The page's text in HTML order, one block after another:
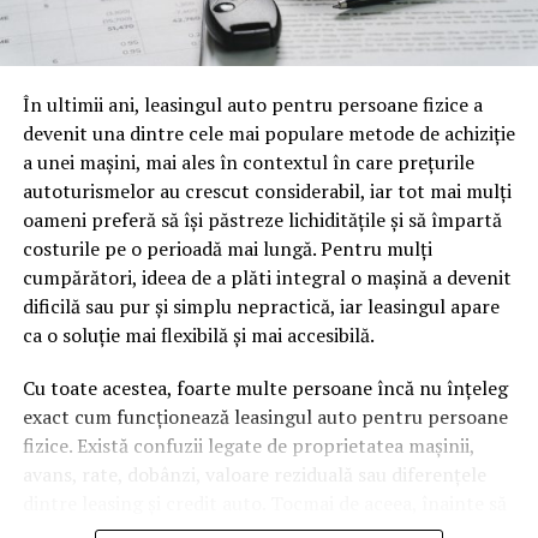
această opţiune
Pericolul din routere. Se creează un fel de gaură neagră
în care nu ştim ce se întâmplă
o mină de informație, plină de întrebări pe care și le pun
oamenii cu adevărat. Dacă transcrierea ajunge pe o
cuvinte tematice, scrise exact în limbajul în care se
caută.
Apoi vine partea de comportament. O pagină pe care
vizitatorii stau zece, cincisprezece minute ca să
urmărească replay-ul trimite un semnal greu de ignorat.
Google nu îți măsoară direct satisfacția, însă timpul
petrecut, scrollul și revenirile spun ceva despre cât de
util e materialul.
Și mai e ceva ce se uită ușor. Un webinar reușit atrage
linkuri aproape de la sine. Cineva îl menționează într-un
newsletter, altcineva îl citează într-un articol, un
partener îl trimite în comunitatea lui. Fiecare astfel de
tău, iar autoritatea e moneda forte în SEO.
În ultimii ani, leasingul auto pentru persoane fizice a
devenit una dintre cele mai populare metode de achiziție
a unei mașini, mai ales în contextul în care prețurile
autoturismelor au crescut considerabil, iar tot mai mulți
oameni preferă să își păstreze lichiditățile și să împartă
costurile pe o perioadă mai lungă. Pentru mulți
cumpărători, ideea de a plăti integral o mașină a devenit
dificilă sau pur și simplu nepractică, iar leasingul apare
ca o soluție mai flexibilă și mai accesibilă.
Cu toate acestea, foarte multe persoane încă nu înțeleg
exact cum funcționează leasingul auto pentru persoane
fizice. Există confuzii legate de proprietatea mașinii,
avans, rate, dobânzi, valoare reziduală sau diferențele
semnezi orice contract, este important să înțelegi clar